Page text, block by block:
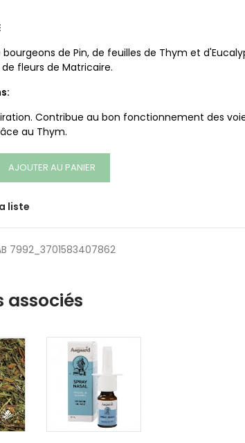
de Pin, de feuilles de Thym et
fleurs de Matricaire.
Contribue au bon fonctionnement des
au Thym.
AJOUTER AU PANIER
liste
7992_3701583407862
associés